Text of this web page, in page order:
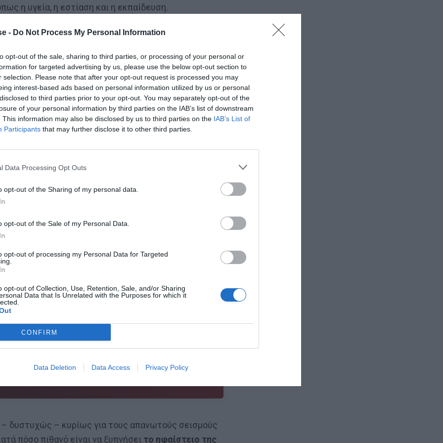
- Do Not Process My Personal Information
opt-out of the sale, sharing to third parties, or processing of your personal or
for targeted advertising by us, please use the below opt-out section to
selection. Please note that after your opt-out request is processed you may
interest-based ads based on personal information utilized by us or personal
to third parties prior to your opt-out. You may separately opt-out of the
of your personal information by third parties on the IAB’s list of downstream
This information may also be disclosed by us to third parties on the IAB’s List of
Participants that may further disclose it to other third parties.
Data Processing Opt Outs
opt-out of the Sharing of my personal data.
opt-out of the Sale of my Personal Data.
opt-out of processing my Personal Data for Targeted
opt-out of Collection, Use, Retention, Sale, and/or Sharing
Data that Is Unrelated with the Purposes for which it
CONFIRM
Data Deletion Data Access Privacy Policy
η υγεία, η εστίαση και η εκπαίδευση.
αυτό όμως δεν σημαίνει και ότι οικογένεια
στο νησί του βορείου Αιγαίου, που θα
εύγλωττο τρόπο. Μιλάμε για ένα project που θα
την πόρτα προς τον πιο «μεγάλα
συγκρότημα θα περιλαμβάνει
1.860 κλίνες
κατοικίες/βίλες),
βίλες
και χώρων αθλητισμού, όπως επίσης και η
ενός καταφυγίου τουριστικών σκαφών
στο στάδιο της συγκέντρωσης των
και σύντομα αναμένεται να δοθεί το πράσινο φως
Το Limnos Resort θα βρίσκεται στη θέση
τουριστικά για όποιον είχε
τον Ετιέν Καμαρά
– δυστυχώς – κυρίως για τους απανωτούς σεισμούς
πόσο πιθανό είναι να ξυπνήσει το ηφαίστειο της